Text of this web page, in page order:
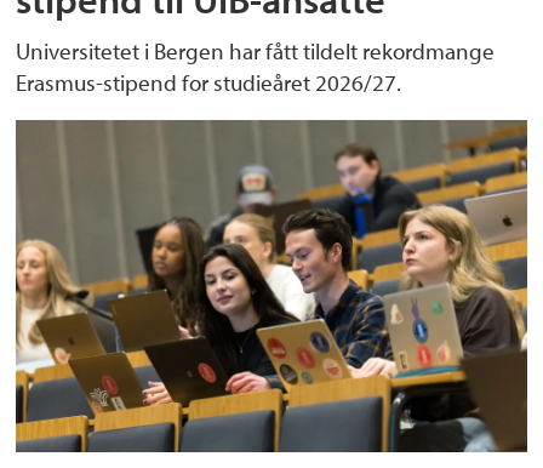
Universitetet i Bergen har fått tildelt rekordmange
Erasmus-stipend for studieåret 2026/27.